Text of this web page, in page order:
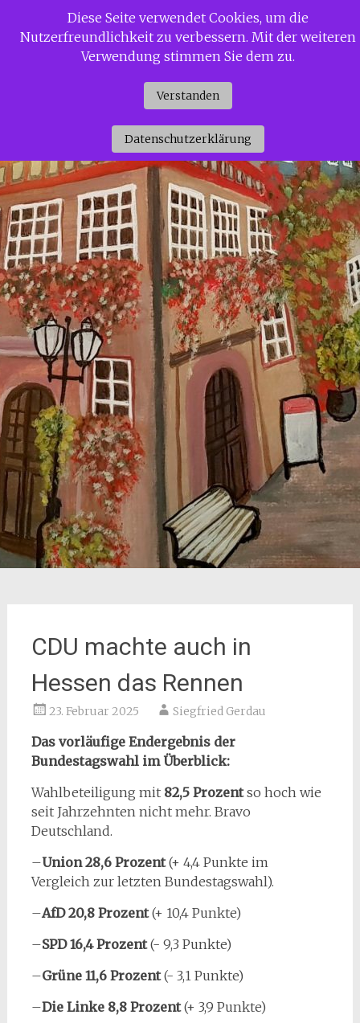
InhaltSiggi Gerdaus Welt
CDU machte auch in
Hessen das Rennen
23. Februar 2025 Siegfried Gerdau
Das vorläufige Endergebnis der
Bundestagswahl im Überblick:
Wahlbeteiligung mit 82,5 Prozentso hoch wie
seit Jahrzehnten nicht mehr. Bravo
Deutschland.
–Union 28,6 Prozent(+ 4,4 Punkte im
Vergleich zur letzten Bundestagswahl).
–AfD 20,8 Prozent(+ 10,4 Punkte)
–SPD 16,4 Prozent(- 9,3 Punkte)
–Grüne 11,6 Prozent(- 3,1 Punkte)
–Die Linke 8,8 Prozent(+ 3,9 Punkte)
Diese Seite verwendet Cookies, um die
Nutzerfreundlichkeit zu verbessern. Mit der weiteren
Verwendung stimmen Sie dem zu.
Verstanden
Datenschutzerklärung